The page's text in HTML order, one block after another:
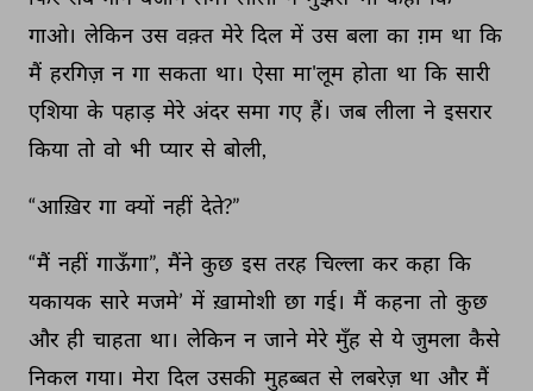
गाओ। लेकिन उस वक़्त मेरे दिल में उस बला का ग़म था कि
मैं हरगिज़ न गा सकता था। ऐसा मा'लूम होता था कि सारी
एशिया के पहाड़ मेरे अंदर समा गए हैं। जब लीला ने इसरार
किया तो वो भी प्यार से बोली,
“आख़िर गा क्यों नहीं देते?”
“मैं नहीं गाऊँगा”, मैंने कुछ इस तरह चिल्ला कर कहा कि
यकायक सारे मजमे’ में ख़ामोशी छा गई। मैं कहना तो कुछ
और ही चाहता था। लेकिन न जाने मेरे मुँह से ये जुमला कैसे
निकल गया। मेरा दिल उसकी मुहब्बत से लबरेज़ था और मैं